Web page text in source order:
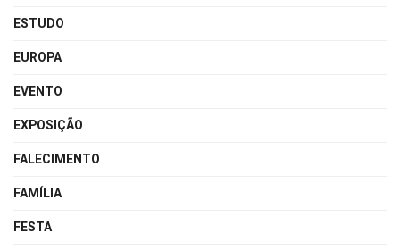
ESTUDO
EUROPA
EVENTO
EXPOSIÇÃO
FALECIMENTO
FAMÍLIA
FESTA